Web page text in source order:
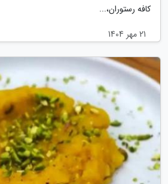
کافه رستوران،...
21 مهر 1404